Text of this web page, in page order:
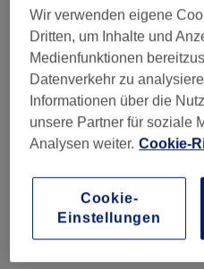
Bewertung
Verifizierte Bewertungen
Geschrieben von unseren
dich in jedem Salon
Immer wieder super
Wir verwenden eigene
Dritten, um Inhalte und
Medienfunktionen
Datenverkehr zu
Informationen über die
unsere Partner für soziale
Analysen weiter. Cookie-
Cookie-
Einstellungen